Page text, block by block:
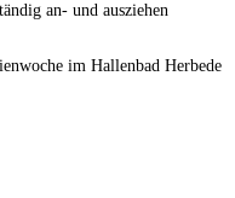
an- und ausziehen
im Hallenbad Herbede